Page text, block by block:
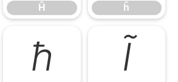
Ĥ ĥ
ħ Ĩ